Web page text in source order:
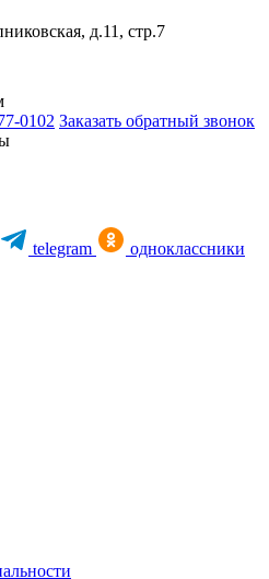
д.11, стр.7
0102 Заказать обратный звонок
telegram
одноклассники